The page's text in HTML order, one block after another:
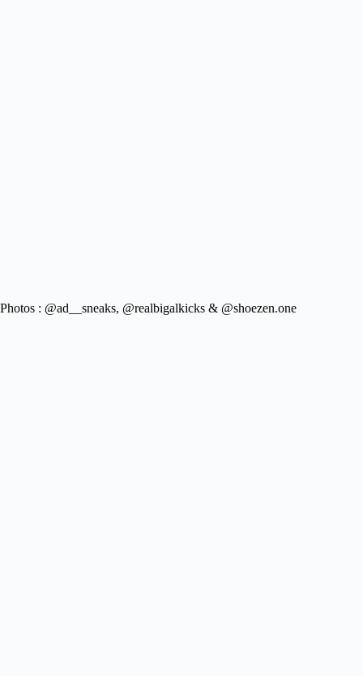
Photos : @ad__sneaks, @realbigalkicks & @shoezen.one